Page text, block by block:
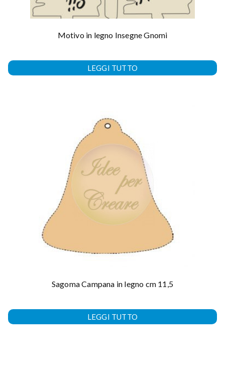
Motivo in legno Insegne Gnomi
LEGGI TUTTO
Sagoma Campana in legno cm 11,5
LEGGI TUTTO